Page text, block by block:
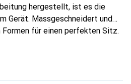
hergestellt, ist es die
Gerät. Massgeschneidert und
für einen perfekten Sitz.
ist international für ihre